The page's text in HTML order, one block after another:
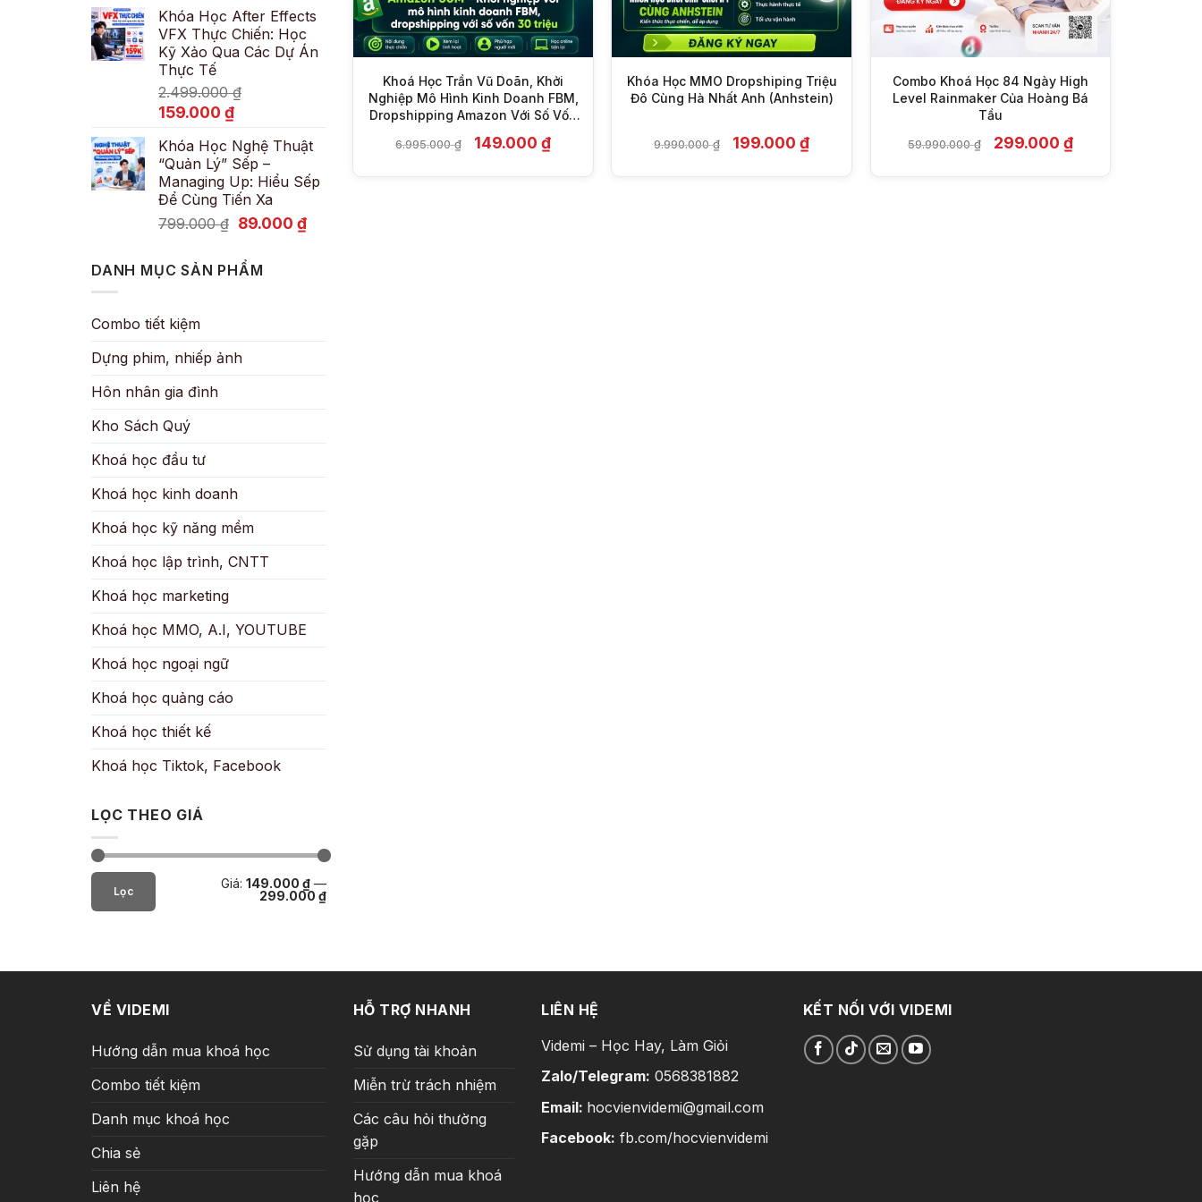
là:
600.000 ₫.
tại
là:
89.000 ₫.
Khóa Học After Effects
VFX Thực Chiến: Học
Kỹ Xảo Qua Các Dự Án
Thực Tế
2.499.000₫
Giá
là:
2.499.000 ₫.
159.000 ₫Giá
tại
là:
159.000 ₫.
Khóa Học Nghệ Thuật
“Quản Lý” Sếp –
Managing Up: Hiểu Sếp
Để Cùng Tiến Xa
799.000₫ Giá
là:
799.000 ₫.
89.000 ₫Giá
DANH MỤC SẢN PHẨM
Combo tiết kiệm
Dựng phim, nhiếp ảnh
Hôn nhân gia đình
Kho Sách Quý
Khoá học đầu tư
Khoá học kinh doanh
Khoá học kỹ năng mềm
Khoá học lập trình, CNTT
Khoá học marketing
Khoá học MMO, A.I, YOUTUBE
Khoá học ngoại ngữ
Khoá học quảng cáo
Khoá học thiết kế
Khoá học Tiktok, Facebook
LỌC THEO GIÁ
Giá
thiểu
Giá
Lọc
Giá: 149.000 ₫—
299.000 ₫
Khoá Học Trần Vũ Doãn, Khởi
Nghiệp Mô Hình Kinh Doanh FBM,
Dropshipping Amazon Với Số Vốn
6.995.000₫ Giá
gốc
149.000₫Giá
Khóa Học MMO Dropshiping Triệu
Đô Cùng Hà Nhất Anh (Anhstein)
9.990.000₫ Giá
gốc
199.000₫Giá
Combo Khoá Học 84 Ngày High
Level Rainmaker Của Hoàng Bá
Tầu
59.990.000₫ Giá
gốc
299.000 ₫Giá
hiện
VỀ VIDEMI
Hướng dẫn mua khoá học
Combo tiết kiệm
Danh mục khoá học
Chia sẻ
Liên hệ
HỖ TRỢ NHANH
Sử dụng tài khoản
Miễn trừ trách nhiệm
Các câu hỏi thường
gặp
Hướng dẫn mua khoá
học
LIÊN HỆ
Videmi – Học Hay, Làm Giỏi
Zalo/Telegram: 0568381882
Email: hocvienvidemi@gmail.com
Facebook: fb.com/hocvienvidemi
KẾT NỐI VỚI VIDEMI